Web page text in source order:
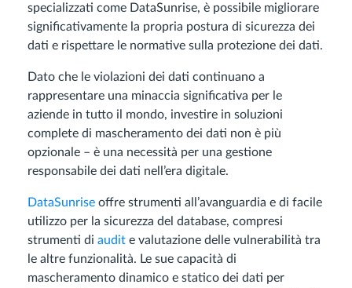
specializzati come DataSunrise, è possibile migliorare
significativamente la propria postura di sicurezza dei
dati e rispettare le normative sulla protezione dei dati.
Dato che le violazioni dei dati continuano a
rappresentare una minaccia significativa per le
aziende in tutto il mondo, investire in soluzioni
complete di mascheramento dei dati non è più
opzionale – è una necessità per una gestione
responsabile dei dati nell’era digitale.
DataSunrise offre strumenti all’avanguardia e di facile
utilizzo per la sicurezza del database, compresi
strumenti di audit e valutazione delle vulnerabilità tra
le altre funzionalità. Le sue capacità di
mascheramento dinamico e statico dei dati per